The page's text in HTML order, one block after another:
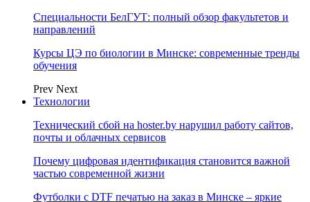
Специальности БелГУТ: полный обзор факультетов и
направлений
Курсы ЦЭ по биологии в Минске: современные тренды
обучения
Prev Next
Технологии
Технический сбой на hoster.by нарушил работу сайтов,
почты и облачных сервисов
Почему цифровая идентификация становится важной
частью современной жизни
Футболки с DTF печатью на заказ в Минске – яркие